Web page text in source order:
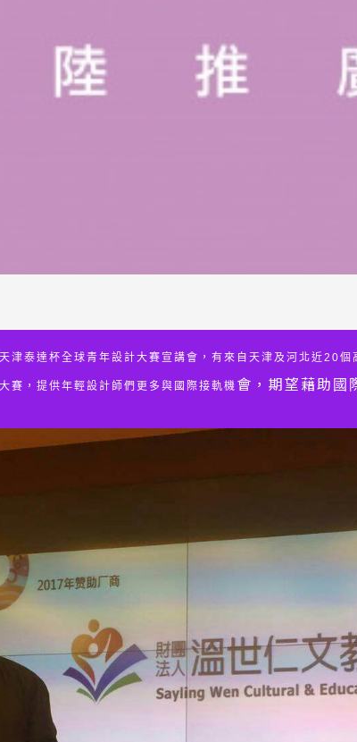
泰達杯全球青年設計大賽宣講會，有來自天津及河北近20
，提供年輕設計師們更多與國際接軌機 會，期望藉助 國